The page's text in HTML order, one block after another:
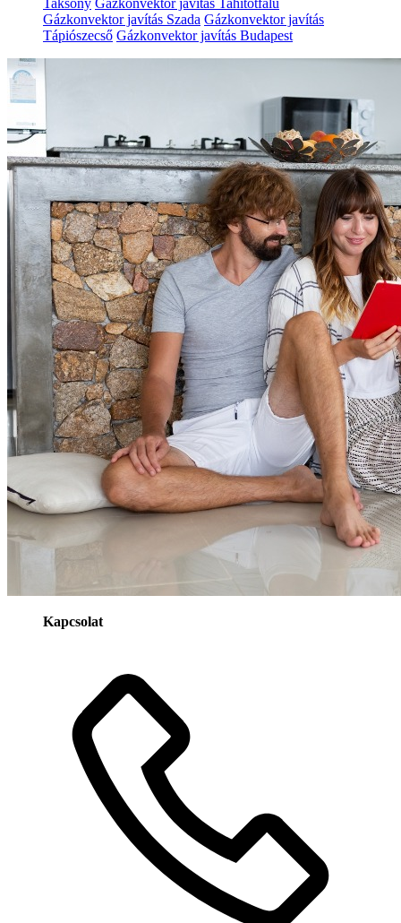
Gázkonvektor javítás Szada Gázkonvektor javítás
Tápiószecső Gázkonvektor javítás Budapest
Kapcsolat